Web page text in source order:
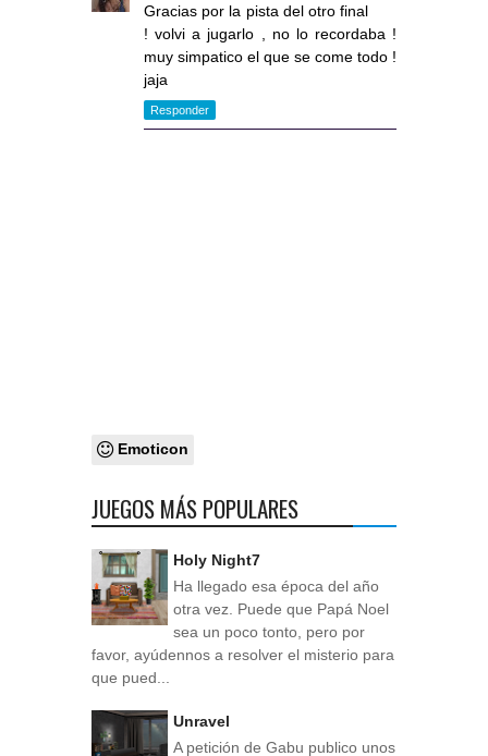
Gracias por la pista del otro final
! volvi a jugarlo , no lo recordaba !
muy simpatico el que se come todo !
jaja
Responder
Emoticon
JUEGOS MÁS POPULARES
Holy Night7
Ha llegado esa época del año
otra vez. Puede que Papá Noel
sea un poco tonto, pero por
favor, ayúdennos a resolver el misterio para
que pued...
Unravel
A petición de Gabu publico unos